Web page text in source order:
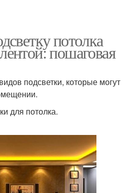
потолка
пошаговая
подсветки, которые могут
для потолка.